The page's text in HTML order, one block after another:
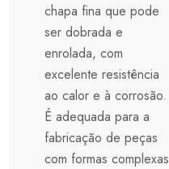
chapa fina que pode
ser dobrada e
enrolada, com
excelente resistência
ao calor e à corrosão.
É adequada para a
fabricação de peças
com formas complexas